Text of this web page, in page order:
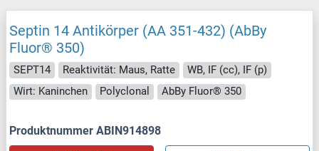
Septin 14 Antikörper (AA 351-432) (AbBy
Fluor® 350)
SEPT14 Reaktivität: Maus, Ratte
WB, IF (cc), IF (p)
Wirt: Kaninchen
Polyclonal AbBy Fluor® 350
Produktnummer ABIN914898